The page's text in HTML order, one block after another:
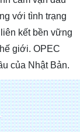
với tình trạng
kết bền vững
giới. OPEC
của Nhật Bản.